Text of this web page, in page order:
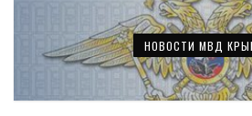
НОВОСТИ МВД